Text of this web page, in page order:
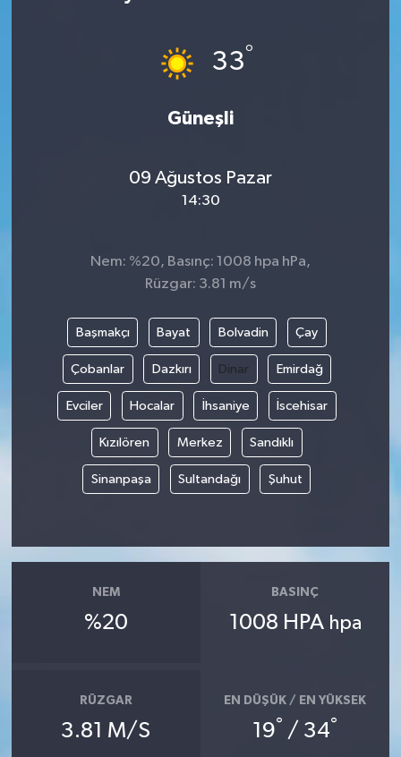
33°
Güneşli
09 Ağustos Pazar
14:30
Nem: %20, Basınç: 1008 hpa hPa,
Rüzgar: 3.81 m/s
Başmakçı Bayat Bolvadin Çay
Çobanlar Dazkırı Dinar Emirdağ
Evciler Hocalar İhsaniye İscehisar
Kızılören Merkez Sandıklı
Sinanpaşa Sultandağı Şuhut
NEM
%20
BASINÇ
1008 HPA hpa
RÜZGAR
3.81 M/S
EN DÜŞÜK / EN YÜKSEK
19° / 34°